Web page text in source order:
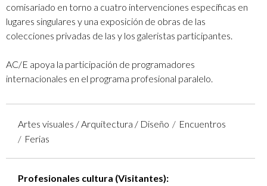
comisariado en torno a cuatro intervenciones específicas en
lugares singulares y una exposición de obras de las
colecciones privadas de las y los galeristas participantes.
AC/E apoya la participación de programadores
internacionales en el programa profesional paralelo.
Artes visuales / Arquitectura / Diseño
Encuentros
Ferias
Profesionales cultura (Visitantes):